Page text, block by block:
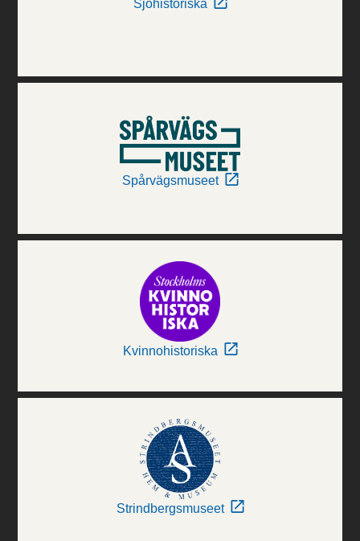
Sjöhistoriska
Spårvägsmuseet
Kvinnohistoriska
Strindbergsmuseet